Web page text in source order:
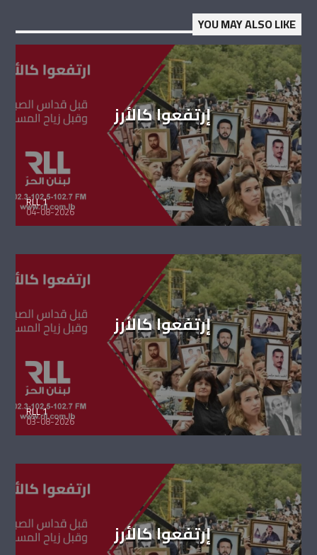
YOU MAY ALSO LIKE
إرتفعوا كالأرز
RLL 1
04-08-2026
إرتفعوا كالأرز
RLL 1
03-08-2026
إرتفعوا كالأرز